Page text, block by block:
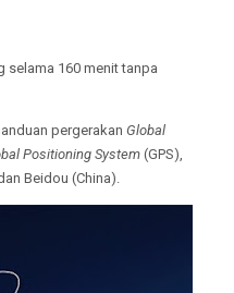
selama 160 menit tanpa
pergerakan Global
Positioning System(GPS),
Beidou (China).